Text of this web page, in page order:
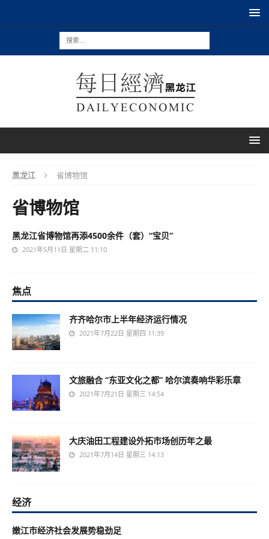
黑龙江 省博物馆
省博物馆
黑龙江省博物馆再添4500余件（套）“宝贝”
2021年5月11日 星期二 11:10
焦点
齐齐哈尔市上半年经济运行情况
2021年7月22日 星期四 11:39
文旅融合 “东亚文化之都” 哈尔滨奏响华彩乐章
2021年7月21日 星期三 14:54
大庆油田工程建设外拓市场创历年之最
2021年7月14日 星期三 14:13
经济
嫩江市经济社会发展势稳劲足